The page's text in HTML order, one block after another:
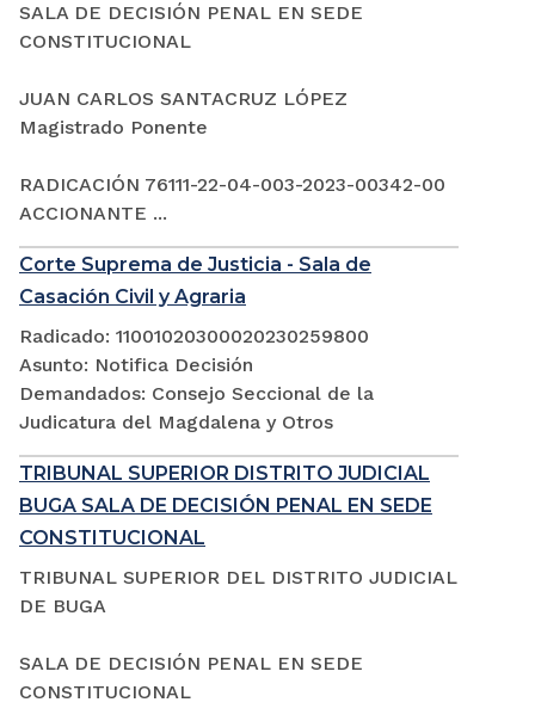
SALA DE DECISIÓN PENAL EN SEDE
CONSTITUCIONAL
JUAN CARLOS SANTACRUZ LÓPEZ
Magistrado Ponente
RADICACIÓN 76111-22-04-003-2023-00342-00
ACCIONANTE ...
Corte Suprema de Justicia - Sala de
Casación Civil y Agraria
Radicado: 11001020300020230259800
Asunto: Notifica Decisión
Demandados: Consejo Seccional de la
Judicatura del Magdalena y Otros
TRIBUNAL SUPERIOR DISTRITO JUDICIAL
BUGA SALA DE DECISIÓN PENAL EN SEDE
CONSTITUCIONAL
TRIBUNAL SUPERIOR DEL DISTRITO JUDICIAL
DE BUGA
SALA DE DECISIÓN PENAL EN SEDE
CONSTITUCIONAL